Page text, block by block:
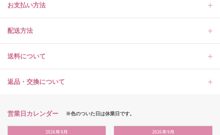
お支払い方法
配送方法
送料について
返品・交換について
営業日カレンダー ※色のついた日は休業日です。
2026年8月 2026年9月